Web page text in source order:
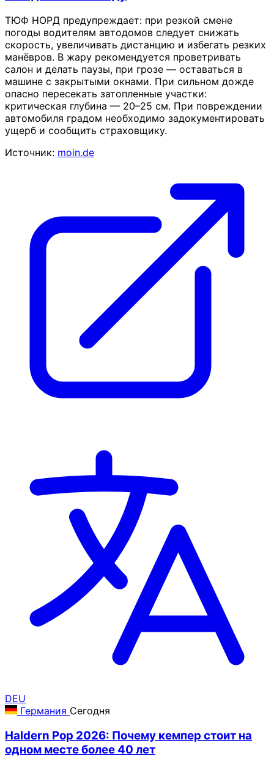
ТЮФ НОРД предупреждает: при резкой смене
погоды водителям автодомов следует снижать
скорость, увеличивать дистанцию и избегать резких
манёвров. В жару рекомендуется проветривать
салон и делать паузы, при грозе — оставаться в
машине с закрытыми окнами. При сильном дожде
опасно пересекать затопленные участки:
критическая глубина — 20–25 см. При повреждении
автомобиля градом необходимо задокументировать
ущерб и сообщить страховщику.
Источник: moin.de
DEU
Германия Сегодня
Haldern Pop 2026: Почему кемпер стоит на
одном месте более 40 лет